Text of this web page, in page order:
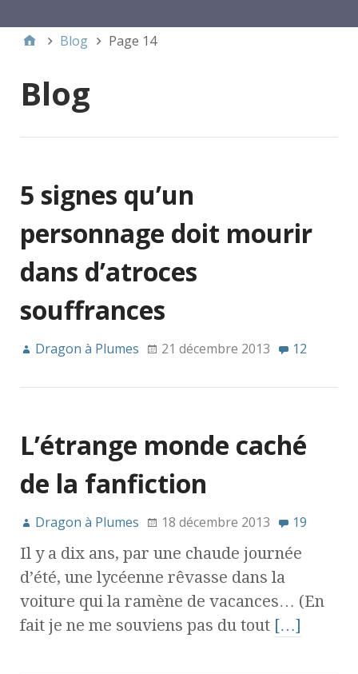
Menu 1
Blog Page 14
Blog
5 signes qu’un
personnage doit mourir
dans d’atroces
souffrances
Dragon à Plumes 21 décembre 2013 12
L’étrange monde caché
de la fanfiction
Dragon à Plumes 18 décembre 2013 19
Il y a dix ans, par une chaude journée
d’été, une lycéenne rêvasse dans la
voiture qui la ramène de vacances… (En
fait je ne me souviens pas du tout […]